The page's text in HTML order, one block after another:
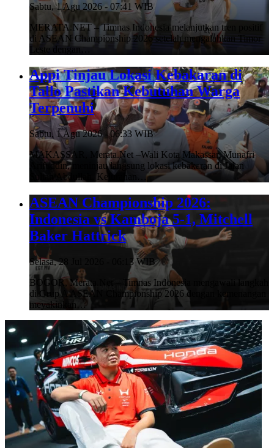
Sabtu, 1 Agu 2026 - 07:41 WIB
MERATA.NET – Timnas Indonesia melanjutkan tren positif
di ASEAN Championship 2026 setelah mengalahkan Timor
Leste dengan…
Appi Tinjau Lokasi Kebakaran di
Tallo Pastikan Kebutuhan Warga
Terpenuhi
Sabtu, 1 Agu 2026 - 06:33 WIB
MAKASSAR, Merata.Net –Wali Kota Makassar, Munafri
Arifuddin, meninjau langsung lokasi kebakaran di Jalan
Sultan Abdullah, Kelurahan…
ASEAN Championship 2026:
Indonesia vs Kamboja 5-1, Mitchell
Baker Hattrick
Selasa, 28 Jul 2026 - 06:13 WIB
BOGOR, Merata.Net – Timnas Indonesia mengawali langkah
di Grup A ASEAN Championship 2026 dengan kemenangan
meyakinkan…